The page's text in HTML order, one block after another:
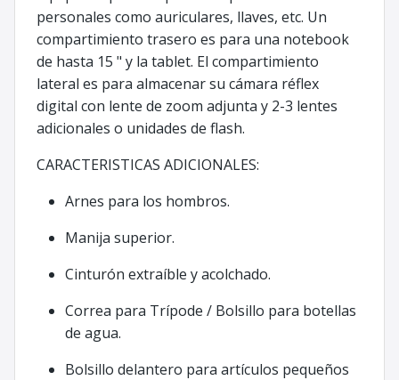
personales como auriculares, llaves, etc. Un
compartimiento trasero es para una notebook
de hasta 15 " y la tablet. El compartimiento
lateral es para almacenar su cámara réflex
digital con lente de zoom adjunta y 2-3 lentes
adicionales o unidades de flash.
CARACTERISTICAS ADICIONALES:
Arnes para los hombros.
Manija superior.
Cinturón extraíble y acolchado.
Correa para Trípode / Bolsillo para botellas
de agua.
Bolsillo delantero para artículos pequeños